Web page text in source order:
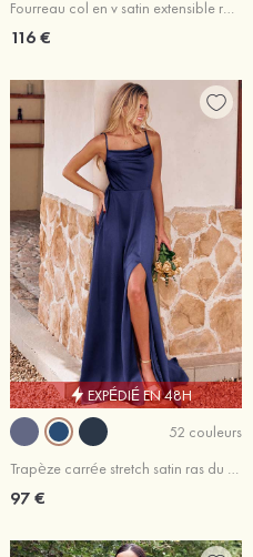
Fourreau col en v satin extensible ras du sol robe de demoiselle d'honneur
116 €
EXPÉDIÉ EN 48H
52 couleurs
Trapèze carrée stretch satin ras du sol robe de demoiselle d'honneur
97 €